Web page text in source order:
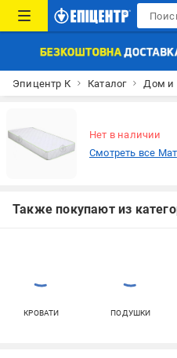
Эпицентр К Каталог Дом и
Нет в наличии
Смотреть все
Также покупают из
КРОВАТИ ПОДУШКИ